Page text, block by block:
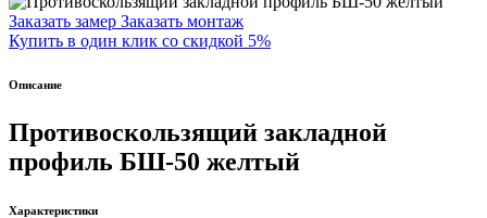
Заказать замер Заказать монтаж
Купить в один клик со скидкой 5%
Описание
Противоскользящий закладной
профиль БШ-50 желтый
Характеристики